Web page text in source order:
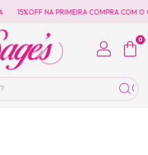
15%OFF NA PRIMEIRA COMPRA COM O
0